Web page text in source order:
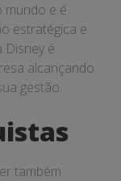
mundo e é
estratégica e
Disney é
alcançando
gestão.
também